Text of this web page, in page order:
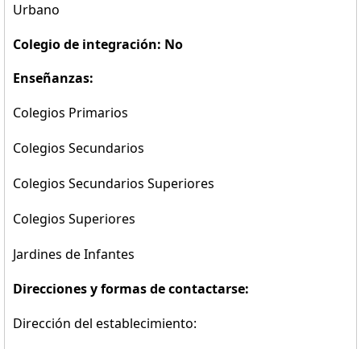
Urbano
Colegio de integración: No
Enseñanzas:
Colegios Primarios
Colegios Secundarios
Colegios Secundarios Superiores
Colegios Superiores
Jardines de Infantes
Direcciones y formas de contactarse:
Dirección del establecimiento: